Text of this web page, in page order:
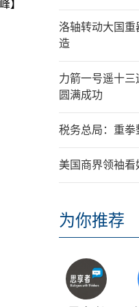
】
洛轴转动大国重
造
力箭一号遥十三
圆满成功
税务总局：重拳
美国商界领袖
为你推荐